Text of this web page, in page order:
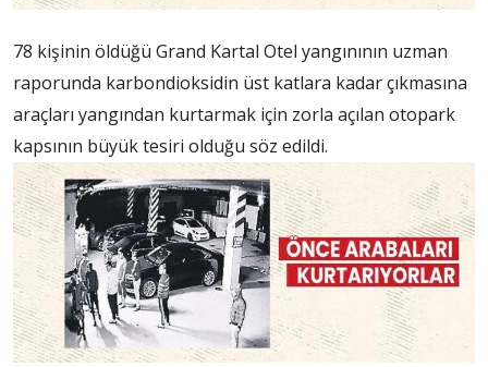
78 kişinin öldüğü Grand Kartal Otel yangınının uzman
raporunda karbondioksidin üst katlara kadar çıkmasına
araçları yangından kurtarmak için zorla açılan otopark
kapsının büyük tesiri olduğu söz edildi.